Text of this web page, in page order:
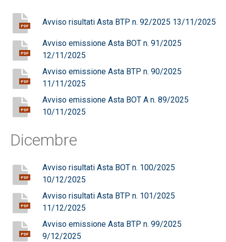
PDF Avviso risultati Asta BTP n. 92/2025 13/11/2025
PDF
Avviso emissione Asta BOT n. 91/2025
12/11/2025
PDF
Avviso emissione Asta BTP n. 90/2025
11/11/2025
PDF
Avviso emissione Asta BOT A n. 89/2025
10/11/2025
Dicembre
PDF
Avviso risultati Asta BOT n. 100/2025
10/12/2025
PDF
Avviso risultati Asta BTP n. 101/2025
11/12/2025
PDF
Avviso emissione Asta BTP n. 99/2025
9/12/2025